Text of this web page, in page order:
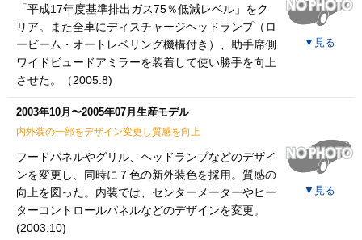
「平成17年度基準排出ガス75％低減レベル」をク
リア。また全車にディスチャージヘッドランプ（ロ
ービーム・オートレベリング機構付き）、助手席側
ワイドビュードアミラーを装着して使い勝手を向上
させた。（2005.8)
▼ 見る
2003年10月〜2005年07月生産モデル
内外装の一部をデザイン変更し質感を向上
フードパネルやグリル、ヘッドランプなどのデザイ
ンを変更し、同時に７色の新外装色を採用。質感の
向上を図った。内装では、センターメーターやヒー
ターコントロールパネルなどのデザインを変更。
(2003.10)
▼ 見る